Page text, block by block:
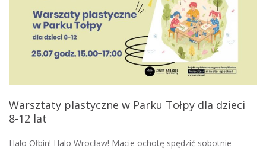
Warsztaty plastyczne w Parku Tołpy dla dzieci
8-12 lat
Halo Ołbin! Halo Wrocław! Macie ochotę spędzić sobotnie